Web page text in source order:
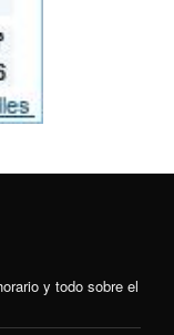
y todo sobre el